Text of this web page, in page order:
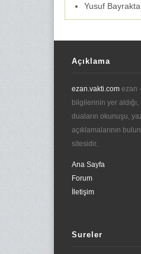
Yusuf
Açıklama
ezan.vakti.com ezan
bilgilerinin yer aldığı,
duaların okunuşu,
açıklamalarının
sitesidir.
Ana Sayfa
Forum
İletişim
Sureler